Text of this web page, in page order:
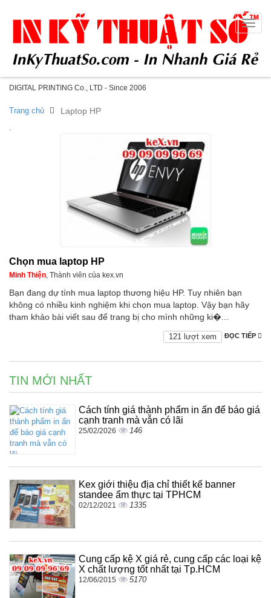
DIGITAL PRINTING Co., LTD - Since 2006
Toggle
Trang chủ Laptop HP
.
Chọn mua laptop HP
Minh Thiện, Thành viên của kex.vn
Bạn đang dự tính mua laptop thương hiệu HP. Tuy nhiên bạn
không có nhiều kinh nghiệm khi chọn mua laptop. Vậy bạn hãy
tham khảo bài viết sau để trang bị cho mình những ki�...
ĐỌC TIẾP
121 lượt xem
TIN MỚI NHẤT
Cách tính giá thành phẩm in ấn để báo giá
cạnh tranh mà vẫn có lãi
25/02/2026 146
Kex giới thiệu địa chỉ thiết kế banner
standee ẩm thực tại TPHCM
02/12/2021 1335
Cung cấp kệ X giá rẻ, cung cấp các loại kệ
X chất lượng tốt nhất tại Tp.HCM
12/06/2015 5170